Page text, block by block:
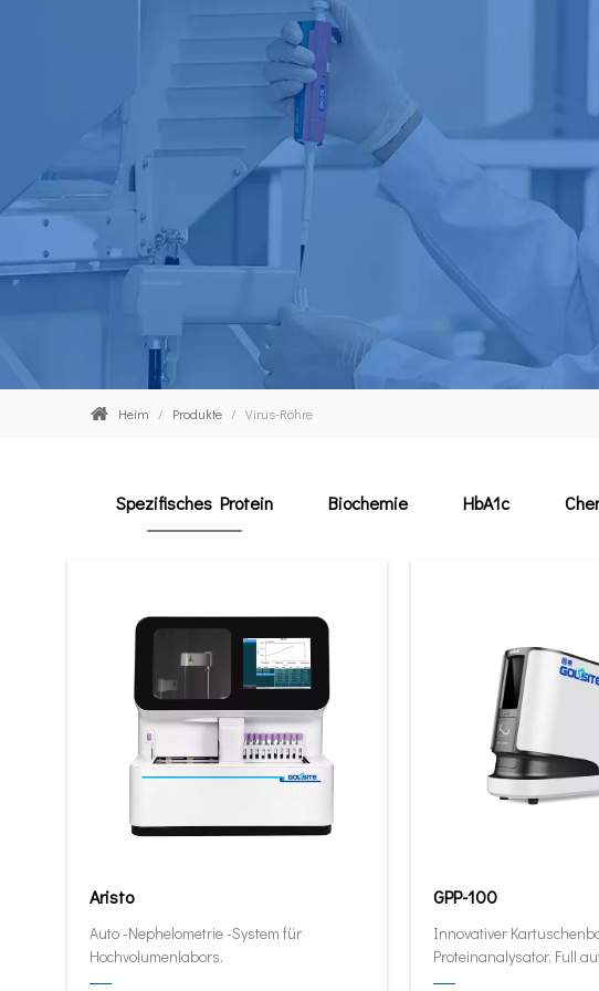
Heim / Produkte / Virus-Röhre
Spezifisches Protein Biochemie HbA1c
Aristo
Auto -Nephelometrie -System für
Hochvolumenlabors.
GPP-100
Innovativer
Proteinanalysator. Full
quantitative Analysator in